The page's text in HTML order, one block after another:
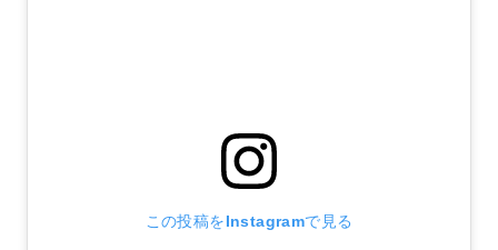
この投稿をInstagramで見る